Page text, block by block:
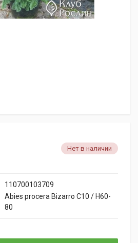
Нет в наличии
110700103709
Abies procera Bizarro C10 / H60-
80